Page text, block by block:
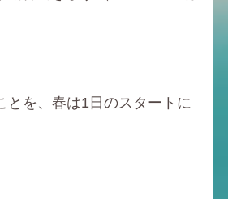
とを、春は1日のスタートに